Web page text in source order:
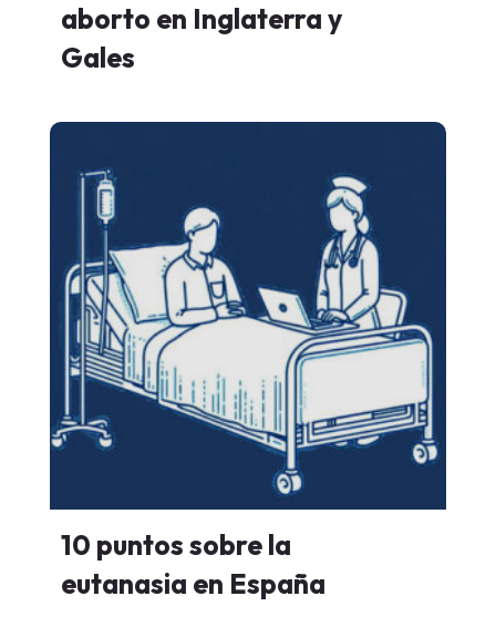
aborto en Inglaterra y
Gales
10 puntos sobre la
eutanasia en España